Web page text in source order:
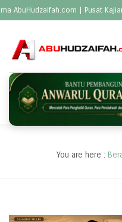
AbuHudzaifah.com | Pusat
You are here :